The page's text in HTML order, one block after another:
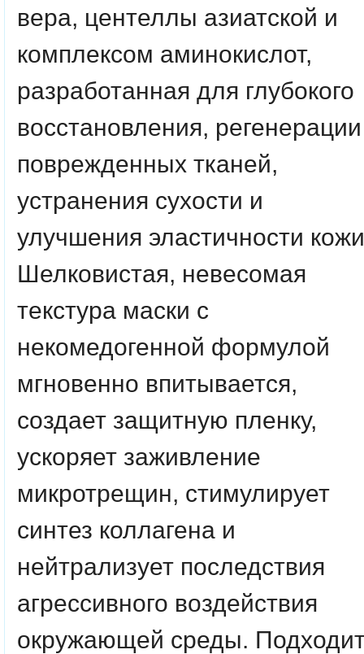
вера, центеллы азиатской и
комплексом аминокислот,
разработанная для глубокого
восстановления, регенерации
поврежденных тканей,
устранения сухости и
улучшения эластичности
Шелковистая, невесомая
текстура маски с
некомедогенной формулой
мгновенно впитывается,
создает защитную пленку,
ускоряет заживление
микротрещин, стимулирует
синтез коллагена и
нейтрализует последствия
агрессивного воздействия
окружающей среды.